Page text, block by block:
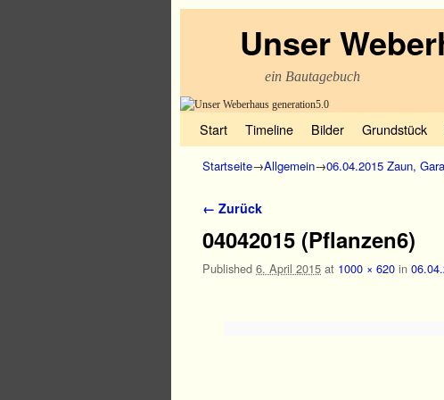
Unser
ein Bautagebuch
Start Timeline Bilder Grundstück
Startseite→Allgemein→06.04.2015 Zaun,
Bilder-Navigation
← Zurück
04042015 (Pflanzen6)
Published 6. April 2015 at 1000 × 620 in